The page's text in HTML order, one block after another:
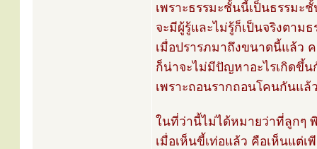
เพราะธรรมะชั้นนี้เป็นธรรมะ
จะมีผู้รู้และไม่รู้ก็เป็นจริงตาม
เมื่อปรารภมาถึงขนาดนี้แล้ว
ก็น่าจะไม่มีปัญหาอะไรเกิดขึ้น
เพราะถอนรากถอนโคนกันแล้
ในที่ว่านี้ไม่ได้หมายว่าที่ลูกๆ
เมื่อเห็นขี้เท่อแล้ว คือเห็นแต่